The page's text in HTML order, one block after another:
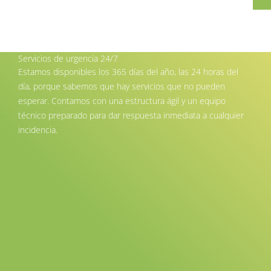
Servicios de urgencia 24/7
Estamos disponibles los 365 días del año, las 24 horas del
día, porque sabemos que hay servicios que no pueden
esperar. Contamos con una estructura ágil y un equipo
técnico preparado para dar respuesta inmediata a cualquier
incidencia.